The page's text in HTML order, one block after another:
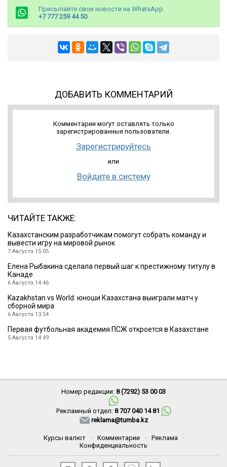
Присылайте свои новости на WhatsApp
+7 777 259 44 50
ДОБАВИТЬ КОММЕНТАРИЙ
Комментарии могут оставлять только
зарегистрированные пользователи.
Зарегистрируйтесь
или
Войдите в систему
ЧИТАЙТЕ ТАКЖЕ:
Казахстанским разработчикам помогут собрать команду и
вывести игру на мировой рынок
7 Августа 15:05
Елена Рыбакина сделала первый шаг к престижному титулу в
Канаде
6 Августа 14:46
Kazakhstan vs World: юноши Казахстана выиграли матч у
сборной мира
6 Августа 13:54
Первая футбольная академия ПСЖ откроется в Казахстане
5 Августа 14:49
Номер редакции: 8 (7292) 53 00 03
Рекламный отдел: 8 707 040 14 81
reklama@tumba.kz
Курсы валют · Комментарии · Реклама
·
Конфиденциальность